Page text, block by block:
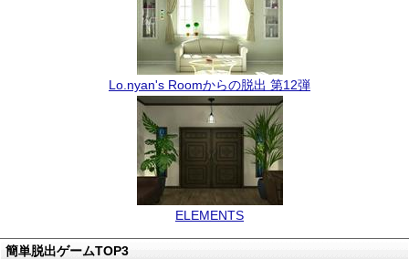
Lo.nyan's Roomからの脱出 第12弾
ELEMENTS
簡単脱出ゲームTOP3